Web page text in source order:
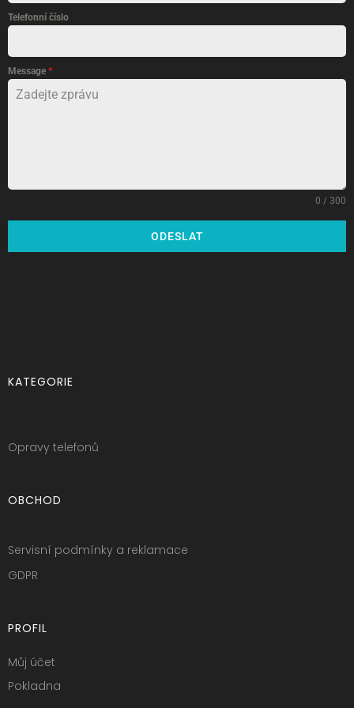
Telefonní číslo
Message *
0 / 300
ODESLAT
KATEGORIE
Opravy telefonů
OBCHOD
Servisní podmínky a reklamace
GDPR
PROFIL
Můj účet
Pokladna